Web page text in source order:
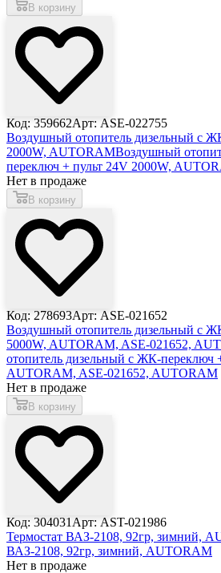
В корзину
Код: 359662Арт: ASE-022755
Воздушный отопитель дизельный с
2000W, AUTORAMВоздушный
переключ + пульт 24V 2000W,
Нет в продаже
В корзину
Код: 278693Арт: ASE-021652
Воздушный отопитель дизельный с
5000W, AUTORAM, ASE-021652,
отопитель дизельный с ЖК-переключ
AUTORAM, ASE-021652, AUTORAM
Нет в продаже
В корзину
Код: 304031 Арт: AST-021986
Термостат ВАЗ-2108, 92гр, зимний,
ВАЗ-2108, 92гр, зимний, AUTORAM
Нет в продаже